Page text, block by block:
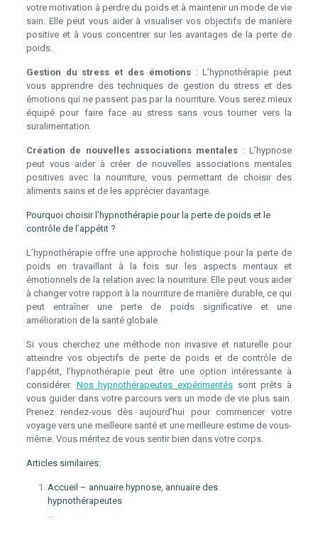
votre motivation à perdre du poids et à maintenir un mode de vie
sain. Elle peut vous aider à visualiser vos objectifs de manière
positive et à vous concentrer sur les avantages de la perte de
poids.
Gestion du stress et des émotions: L’hypnothérapie peut
vous apprendre des techniques de gestion du stress et des
émotions qui ne passent pas par la nourriture. Vous serez mieux
équipé pour faire face au stress sans vous tourner vers la
suralimentation.
Création de nouvelles associations mentales : L’hypnose
peut vous aider à créer de nouvelles associations mentales
positives avec la nourriture, vous permettant de choisir des
aliments sains et de les apprécier davantage.
Pourquoi choisir l’hypnothérapie pour la perte de poids et le
contrôle de l’appétit ?
L’hypnothérapie offre une approche holistique pour la perte de
poids en travaillant à la fois sur les aspects mentaux et
émotionnels de la relation avec la nourriture. Elle peut vous aider
à changer votre rapport à la nourriture de manière durable, ce qui
peut entraîner une perte de poids significative et une
amélioration de la santé globale.
Si vous cherchez une méthode non invasive et naturelle pour
atteindre vos objectifs de perte de poids et de contrôle de
l’appétit, l’hypnothérapie peut être une option intéressante à
considérer. Nos hypnothérapeutes expérimentés sont prêts à
vous guider dans votre parcours vers un mode de vie plus sain.
Prenez rendez-vous dès aujourd’hui pour commencer votre
voyage vers une meilleure santé et une meilleure estime de vous-
même. Vous méritez de vous sentir bien dans votre corps.
Articles similaires:
Accueil – annuaire hypnose, annuaire des
hypnothérapeutes
...